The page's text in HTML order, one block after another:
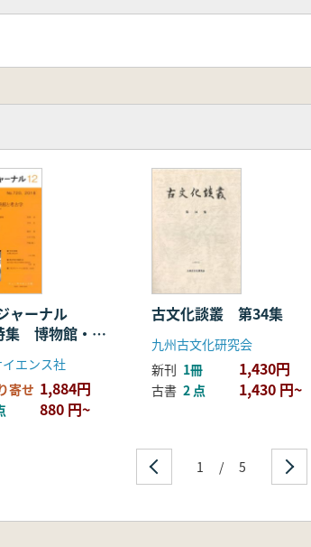
ャーナル
博物館・資
エンス社
寄せ 1,884円
880 円~
古文化談叢 第34集
九州古文化研究会
新刊 1冊 1,430円
古書 2 点 1,430 円~
1 / 5